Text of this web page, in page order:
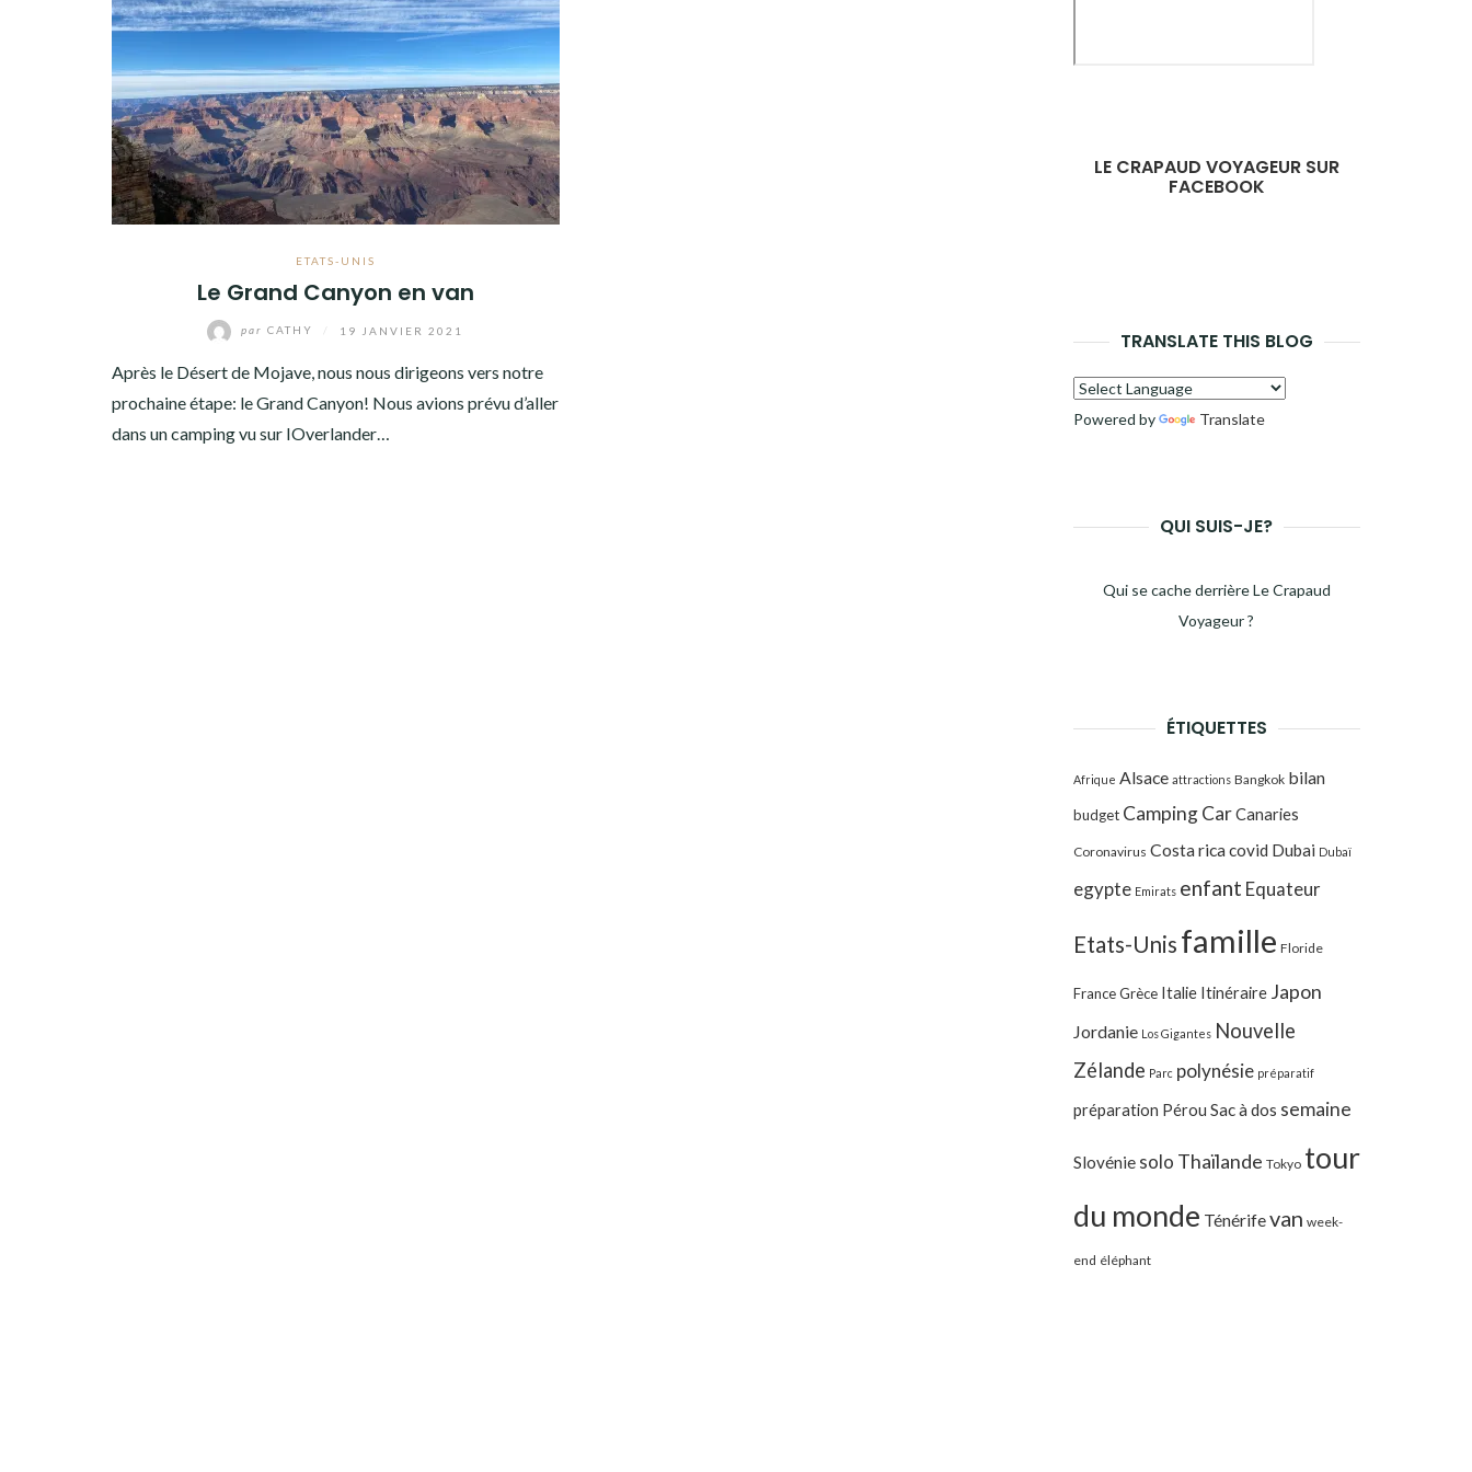
ETATS-UNIS
Le Grand Canyon en van
par CATHY 19 JANVIER 2021
Après le Désert de Mojave, nous nous dirigeons vers notre
prochaine étape: le Grand Canyon! Nous avions prévu d’aller
dans un camping vu sur IOverlander…
LE CRAPAUD VOYAGEUR SUR
FACEBOOK
TRANSLATE THIS BLOG
Powered by Translate
QUI SUIS-JE?
Qui se cache derrière Le Crapaud
Voyageur ?
ÉTIQUETTES
Afrique Alsace attractions Bangkok bilan
budget Camping CarCanaries
Coronavirus Costa ricacovid Dubai Dubaï
egypte Emirats enfant Equateur
Etats-Unis famille Floride
France Grèce Italie Itinéraire Japon
Jordanie Los Gigantes Nouvelle
Zélande Parc polynésie préparatif
préparation Pérou Sac à dos semaine
Slovénie solo Thaïlande Tokyo tour
du monde Ténérifevan week-
end éléphant
AMÉRIQUE DU SUD
TOUR DU MONDE 2020-2021